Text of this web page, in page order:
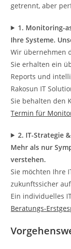
getrennt, aber
1. Monitoring-
Ihre Systeme.
Wir übernehmen
Sie erhalten ein
Reports und
Rakosun IT
Sie behalten den
Termin für
2. IT-Strategie
Mehr als nur
verstehen.
Sie möchten Ihre
zukunftssicher
Ein individuelles
Beratungs-